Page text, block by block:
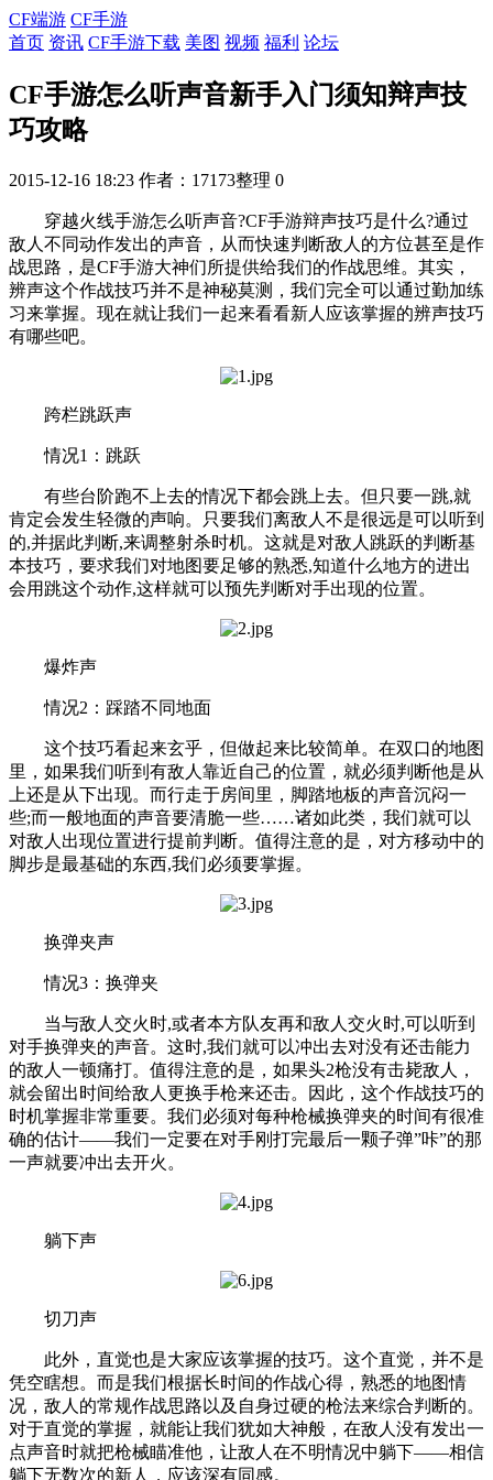
CF端游 CF手游
首页 资讯 CF手游下载 美图 视频 福利 论坛
CF手游怎么听声音新手入门须知辩声技
巧攻略
2015-12-16 18:23 作者：17173整理 0
穿越火线手游怎么听声音?CF手游辩声技巧是什么?通过
敌人不同动作发出的声音，从而快速判断敌人的方位甚至是作
战思路，是CF手游大神们所提供给我们的作战思维。其实，
辨声这个作战技巧并不是神秘莫测，我们完全可以通过勤加练
习来掌握。现在就让我们一起来看看新人应该掌握的辨声技巧
有哪些吧。
跨栏跳跃声
情况1：跳跃
有些台阶跑不上去的情况下都会跳上去。但只要一跳,就
肯定会发生轻微的声响。只要我们离敌人不是很远是可以听到
的,并据此判断,来调整射杀时机。这就是对敌人跳跃的判断基
本技巧，要求我们对地图要足够的熟悉,知道什么地方的进出
会用跳这个动作,这样就可以预先判断对手出现的位置。
爆炸声
情况2：踩踏不同地面
这个技巧看起来玄乎，但做起来比较简单。在双口的地图
里，如果我们听到有敌人靠近自己的位置，就必须判断他是从
上还是从下出现。而行走于房间里，脚踏地板的声音沉闷一
些;而一般地面的声音要清脆一些……诸如此类，我们就可以
对敌人出现位置进行提前判断。值得注意的是，对方移动中的
脚步是最基础的东西,我们必须要掌握。
换弹夹声
情况3：换弹夹
当与敌人交火时,或者本方队友再和敌人交火时,可以听到
对手换弹夹的声音。这时,我们就可以冲出去对没有还击能力
的敌人一顿痛打。值得注意的是，如果头2枪没有击毙敌人，
就会留出时间给敌人更换手枪来还击。因此，这个作战技巧的
时机掌握非常重要。我们必须对每种枪械换弹夹的时间有很准
确的估计——我们一定要在对手刚打完最后一颗子弹”咔”的那
一声就要冲出去开火。
躺下声
切刀声
此外，直觉也是大家应该掌握的技巧。这个直觉，并不是
凭空瞎想。而是我们根据长时间的作战心得，熟悉的地图情
况，敌人的常规作战思路以及自身过硬的枪法来综合判断的。
对于直觉的掌握，就能让我们犹如大神般，在敌人没有发出一
点声音时就把枪械瞄准他，让敌人在不明情况中躺下——相信
躺下无数次的新人，应该深有同感。